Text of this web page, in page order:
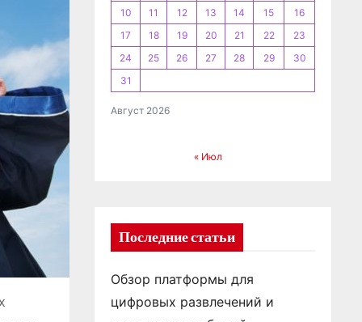
Август 2026
10
11 12 13 14 15
16
17
18 19 20 21 22
23
24
25 26 27 28 29
30
31
« Июл
Последние статьи
Обзор платформы для
цифровых развлечений и